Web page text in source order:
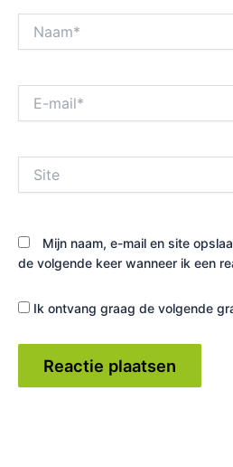
mail*
Mijn naam, e-mail en site
de volgende keer wanneer ik een
Ik ontvang graag de volgende